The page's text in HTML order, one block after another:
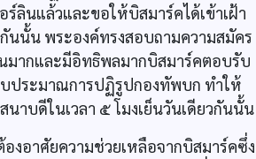
ลินแล้วและขอให้บิสมาร์คได้เข้าเฝ้า
กันนั้น พระองค์ทรงสอบถามความสมัคร
มากและมีอิทธิพลมากบิสมาร์คตอบรับ
ประมาณการปฏิรูปกองทัพบก ทำให้
าบดีในเวลา ๕ โมงเย็นวันเดียวกันนั้น
งอาศัยความช่วยเหลือจากบิสมาร์คซึ่ง